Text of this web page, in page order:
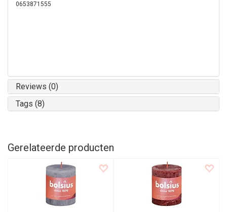
0653871555
Reviews (0)
Tags (8)
Gerelateerde producten